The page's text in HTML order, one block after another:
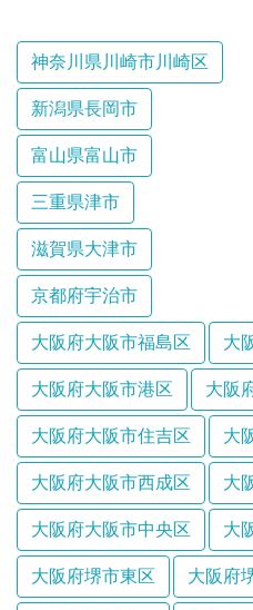
神奈川県川崎市川崎区
新潟県長岡市
富山県富山市
三重県津市
滋賀県大津市
京都府宇治市
大阪府大阪市福島区 大
大阪府大阪市港区 大阪
大阪府大阪市住吉区 大
大阪府大阪市西成区 大
大阪府大阪市中央区 大
大阪府堺市東区 大阪府